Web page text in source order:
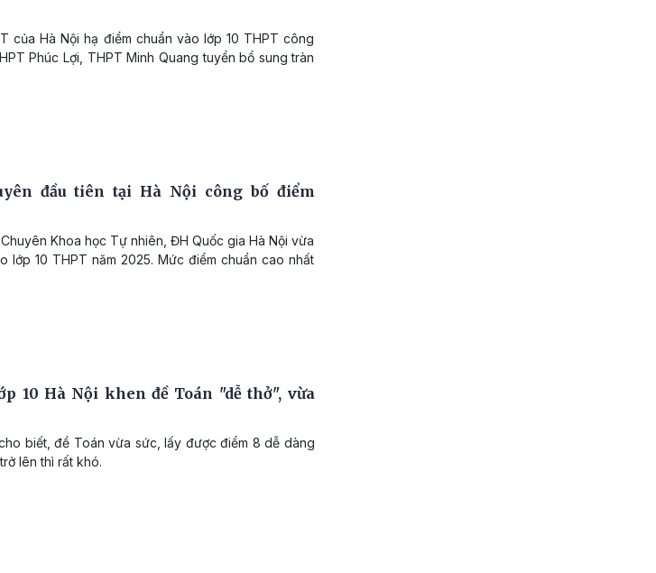
của Hà Nội hạ điểm chuẩn vào lớp 10 THPT công
Phúc Lợi, THPT Minh Quang tuyển bổ sung tràn
đầu tiên tại Hà Nội công bố điểm
Khoa học Tự nhiên, ĐH Quốc gia Hà Nội vừa
lớp 10 THPT năm 2025. Mức điểm chuẩn cao nhất
10 Hà Nội khen đề Toán "dễ thở", vừa
biết, đề Toán vừa sức, lấy được điểm 8 dễ dàng
lên thì rất khó.